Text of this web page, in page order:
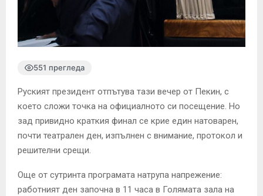
551 прегледа
Руският президент отпътува тази вечер от Пекин, с
което сложи точка на официалното си посещение. Но
зад привидно краткия финал се крие един натоварен,
почти театрален ден, изпълнен с внимание, протокол и
решителни срещи.
Още от сутринта програмата натрупа напрежение:
работният ден започна в 11 часа в Голямата зала на